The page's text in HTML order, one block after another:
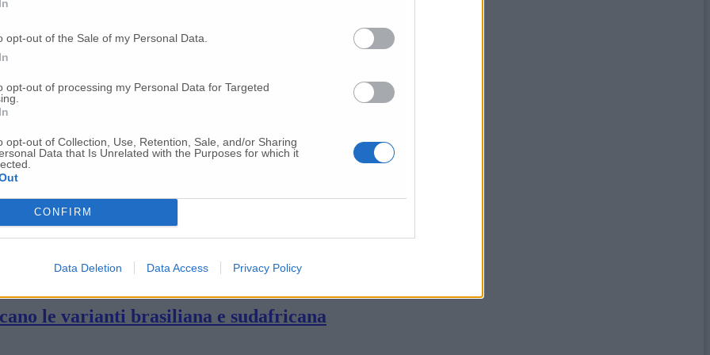
opt-out of the Sale of my Personal Data.
opt-out of processing my Personal Data for Targeted
opt-out of Collection, Use, Retention, Sale, and/or Sharing
Data that Is Unrelated with the Purposes for which it
CONFIRM
Data Deletion Data Access Privacy Policy
fuoco, rosso pallido e giallo limone
gli infermeri dell’Asur»
cinque città sotto osservazione
è dell’Anconetano
dei positivi scende al 10%
le varianti brasiliana e sudafricana